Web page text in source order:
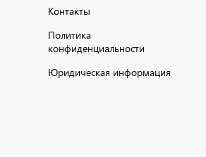
Контакты
Политика
конфиденциальности
Юридическая информация